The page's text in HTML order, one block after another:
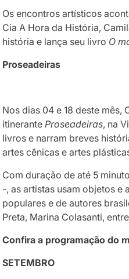
Os encontros artísticos
Cia A Hora da História,
história e lança seu livro O
Proseadeiras
Nos dias 04 e 18 deste mês,
itineranteProseadeiras, na
livros e narram breves
artes cênicas e artes
Com duração de até 5
-, as artistas usam objetos
populares e de autores
Preta, Marina Colasanti,
Confira a programação do
SETEMBRO